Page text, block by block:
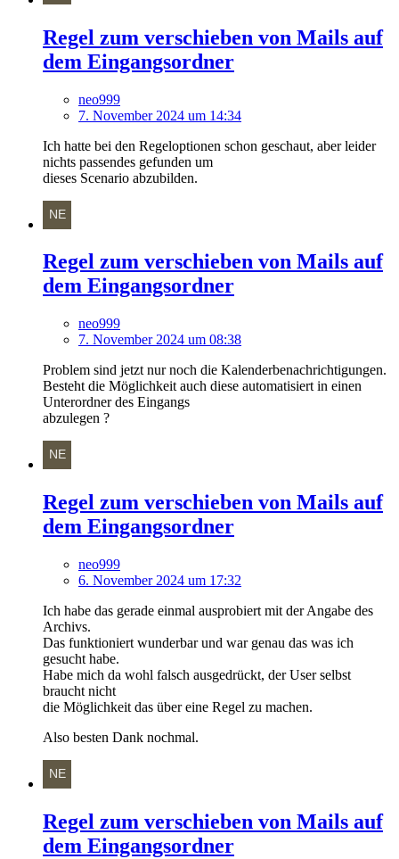
Regel zum verschieben von Mails auf
dem Eingangsordner
neo999
7. November 2024 um 14:34
Ich hatte bei den Regeloptionen schon geschaut, aber leider
nichts passendes gefunden um
dieses Scenario abzubilden.
Regel zum verschieben von Mails auf
dem Eingangsordner
neo999
7. November 2024 um 08:38
Problem sind jetzt nur noch die Kalenderbenachrichtigungen.
Besteht die Möglichkeit auch diese automatisiert in einen
Unterordner des Eingangs
abzulegen ?
Regel zum verschieben von Mails auf
dem Eingangsordner
neo999
6. November 2024 um 17:32
Ich habe das gerade einmal ausprobiert mit der Angabe des
Archivs.
Das funktioniert wunderbar und war genau das was ich
gesucht habe.
Habe mich da wohl falsch ausgedrückt, der User selbst
braucht nicht
die Möglichkeit das über eine Regel zu machen.
Also besten Dank nochmal.
Regel zum verschieben von Mails auf
dem Eingangsordner